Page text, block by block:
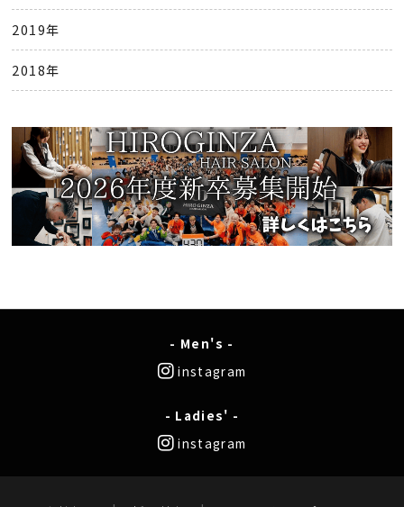
2019年
2018年
- Men's -
instagram
- Ladies' -
instagram